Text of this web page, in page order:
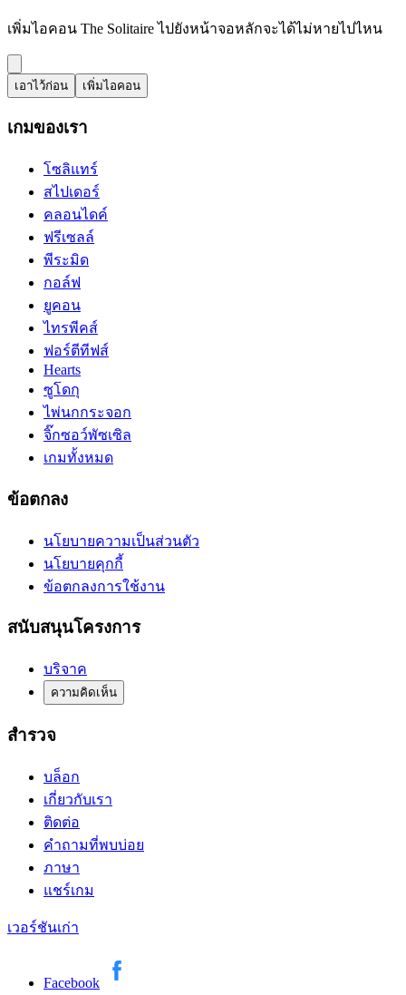
เพิ่มไอคอน The Solitaire ไปยังหน้าจอหลักจะได้ไม่หายไปไหน
เอาไว้ก่อน เพิ่มไอคอน
เกมของเรา
โซลิแทร์
สไปเดอร์
คลอนไดค์
ฟรีเซลล์
พีระมิด
กอล์ฟ
ยูคอน
ไทรพีคส์
ฟอร์ตีทีฟส์
Hearts
ซูโดกุ
ไพ่นกกระจอก
จิ๊กซอว์พัซเซิล
เกมทั้งหมด
ข้อตกลง
นโยบายความเป็นส่วนตัว
นโยบายคุกกี้
ข้อตกลงการใช้งาน
สนับสนุนโครงการ
บริจาค
ความคิดเห็น
สำรวจ
บล็อก
เกี่ยวกับเรา
ติดต่อ
คำถามที่พบบ่อย
ภาษา
แชร์เกม
เวอร์ชันเก่า
Facebook